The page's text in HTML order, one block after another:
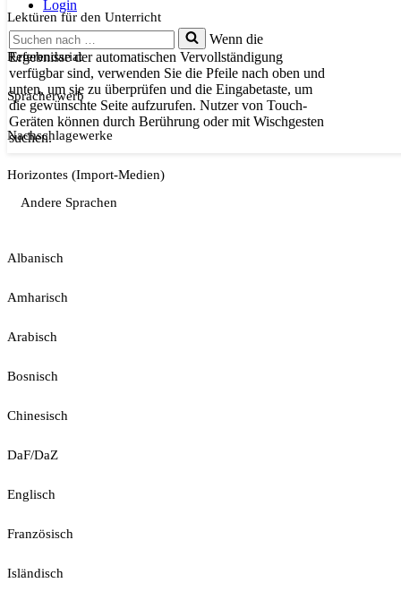
Login
Suchen
nach …
Wenn die
Ergebnisse der automatischen Vervollständigung
verfügbar sind, verwenden Sie die Pfeile nach oben und
unten, um sie zu überprüfen und die Eingabetaste, um
die gewünschte Seite aufzurufen. Nutzer von Touch-
Geräten können durch Berührung oder mit Wischgesten
suchen.
Lektüren für den Unterricht
Referendariat
Spracherwerb
Nachschlagewerke
Horizontes (Import-Medien)
Andere Sprachen
Albanisch
Amharisch
Arabisch
Bosnisch
Chinesisch
DaF/DaZ
Englisch
Französisch
Isländisch